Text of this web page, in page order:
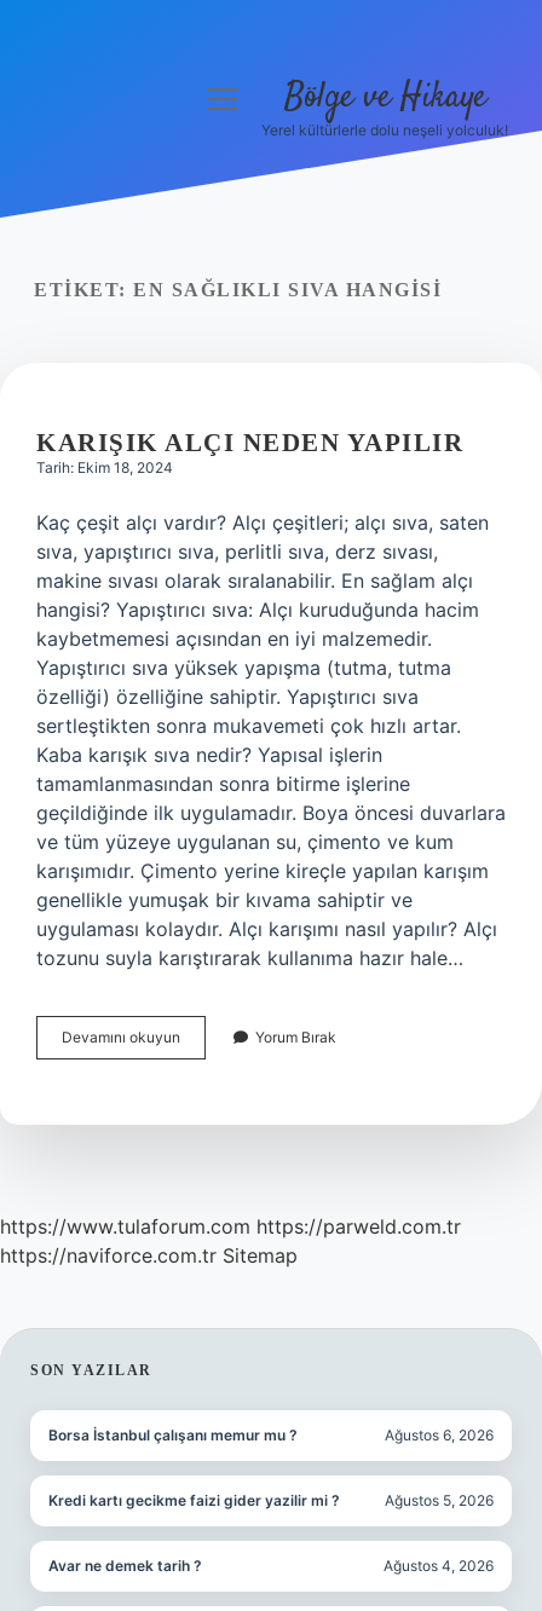
Yasal Uyarı
menüyü
Bölge ve Hikaye
Yerel kültürlerle dolu neşeli yolculuk!
ETIKET: EN SAĞLIKLI SIVA HANGISI
KARIŞIK ALÇI NEDEN YAPILIR
Tarih: Ekim 18, 2024
Kaç çeşit alçı vardır? Alçı çeşitleri; alçı sıva, saten
sıva, yapıştırıcı sıva, perlitli sıva, derz sıvası,
makine sıvası olarak sıralanabilir. En sağlam alçı
hangisi? Yapıştırıcı sıva: Alçı kuruduğunda hacim
kaybetmemesi açısından en iyi malzemedir.
Yapıştırıcı sıva yüksek yapışma (tutma, tutma
özelliği) özelliğine sahiptir. Yapıştırıcı sıva
sertleştikten sonra mukavemeti çok hızlı artar.
Kaba karışık sıva nedir? Yapısal işlerin
tamamlanmasından sonra bitirme işlerine
geçildiğinde ilk uygulamadır. Boya öncesi duvarlara
ve tüm yüzeye uygulanan su, çimento ve kum
karışımıdır. Çimento yerine kireçle yapılan karışım
genellikle yumuşak bir kıvama sahiptir ve
uygulaması kolaydır. Alçı karışımı nasıl yapılır? Alçı
tozunu suyla karıştırarak kullanıma hazır hale…
Devamını okuyun
Alçı
Yorum Bırak
https://www.tulaforum.com https://parweld.com.tr
https://naviforce.com.tr Sitemap
SIDEBAR
SON YAZILAR
Borsa İstanbul çalışanı memur mu ? Ağustos 6, 2026
Kredi kartı gecikme faizi gider yazilir mi ? Ağustos 5, 2026
Avar ne demek tarih ? Ağustos 4, 2026